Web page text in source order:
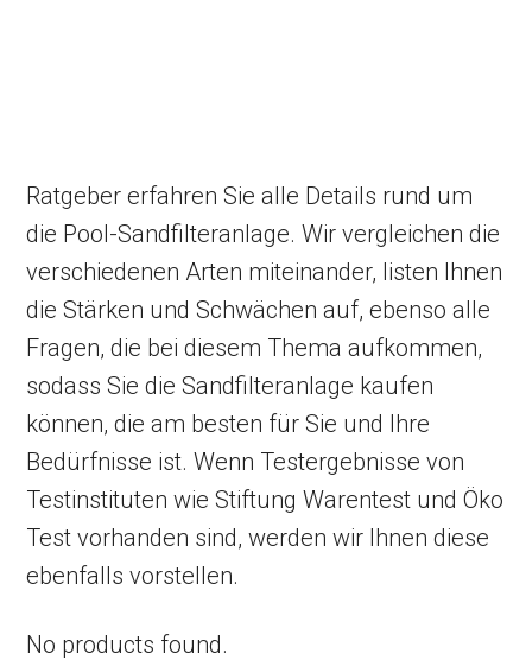
Ratgeber erfahren Sie alle Details rund um
die Pool-Sandfilteranlage. Wir vergleichen die
verschiedenen Arten miteinander, listen Ihnen
die Stärken und Schwächen auf, ebenso alle
Fragen, die bei diesem Thema aufkommen,
sodass Sie die Sandfilteranlage kaufen
können, die am besten für Sie und Ihre
Bedürfnisse ist. Wenn Testergebnisse von
Testinstituten wie Stiftung Warentest und Öko
Test vorhanden sind, werden wir Ihnen diese
ebenfalls vorstellen.
No products found.